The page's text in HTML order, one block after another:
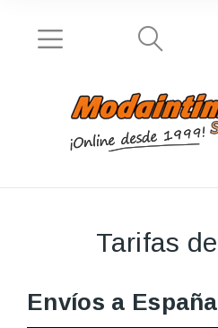
Tarifas
Envíos a España